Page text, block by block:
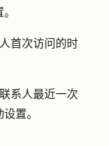
首次访问的时
系人最近一次
置。